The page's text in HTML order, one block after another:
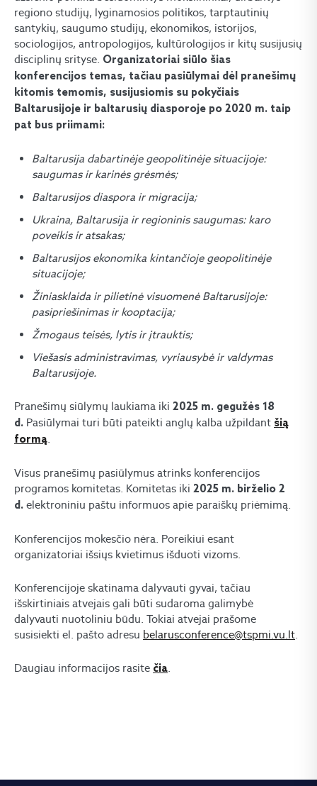
regiono studijų, lyginamosios politikos, tarptautinių
santykių, saugumo studijų, ekonomikos, istorijos,
sociologijos, antropologijos, kultūrologijos ir kitų susijusių
disciplinų srityse. Organizatoriai siūlo šias
konferencijos temas, tačiau pasiūlymai dėl pranešimų
kitomis temomis, susijusiomis su pokyčiais
Baltarusijoje ir baltarusių diasporoje po 2020 m. taip
pat bus priimami:
Baltarusija dabartinėje geopolitinėje situacijoje:
saugumas ir karinės grėsmės;
Baltarusijos diaspora ir migracija;
Ukraina, Baltarusija ir regioninis saugumas: karo
poveikis ir atsakas;
Baltarusijos ekonomika kintančioje geopolitinėje
situacijoje;
Žiniasklaida ir pilietinė visuomenė Baltarusijoje:
pasipriešinimas ir kooptacija;
Žmogaus teisės, lytis ir įtrauktis;
Viešasis administravimas, vyriausybė ir valdymas
Baltarusijoje.
Pranešimų siūlymų laukiama iki 2025 m. gegužės 18
d. Pasiūlymai turi būti pateikti anglų kalba užpildant šią
formą
Visus pranešimų pasiūlymus atrinks konferencijos
programos komitetas. Komitetas iki 2025 m. birželio 2
d. elektroniniu paštu informuos apie paraiškų priėmimą.
Konferencijos mokesčio nėra. Poreikiui esant
organizatoriai išsiųs kvietimus išduoti vizoms.
Konferencijoje skatinama dalyvauti gyvai, tačiau
išskirtiniais atvejais gali būti sudaroma galimybė
dalyvauti nuotoliniu būdu. Tokiai atvejai prašome
susisiekti el. pašto adresu belarusconference@tspmi.vu.lt
Daugiau informacijos rasite čia